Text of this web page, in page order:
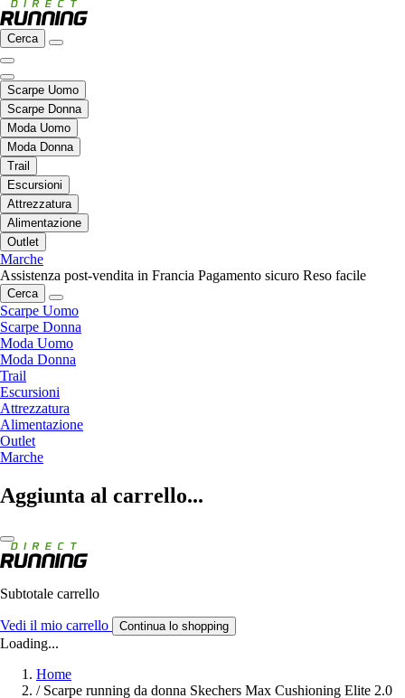
Cerca
Scarpe Uomo
Scarpe Donna
Moda Uomo
Moda Donna
Trail
Escursioni
Attrezzatura
Alimentazione
Outlet
Marche
Assistenza post-vendita in Francia Pagamento sicuro Reso facile
Cerca
Scarpe Uomo
Scarpe Donna
Moda Uomo
Moda Donna
Trail
Escursioni
Attrezzatura
Alimentazione
Outlet
Marche
Aggiunta al carrello...
Subtotale carrello
Vedi il mio carrello Continua lo shopping
Loading...
Home
/ Scarpe running da donna Skechers Max Cushioning Elite 2.0